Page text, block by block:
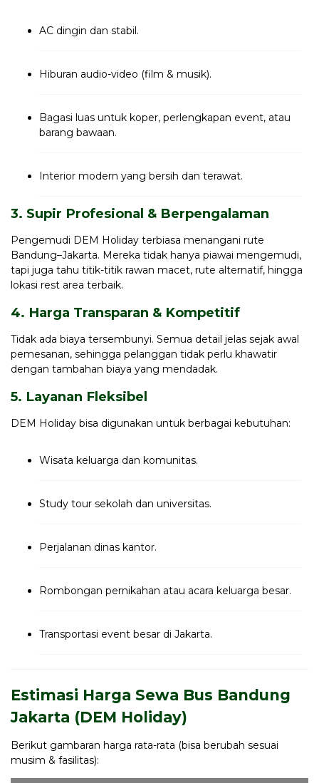
AC dingin dan stabil.
Hiburan audio-video (film & musik).
Bagasi luas untuk koper, perlengkapan event, atau
barang bawaan.
Interior modern yang bersih dan terawat.
3. Supir Profesional & Berpengalaman
Pengemudi DEM Holiday terbiasa menangani rute
Bandung–Jakarta. Mereka tidak hanya piawai mengemudi,
tapi juga tahu titik-titik rawan macet, rute alternatif, hingga
lokasi rest area terbaik.
4. Harga Transparan & Kompetitif
Tidak ada biaya tersembunyi. Semua detail jelas sejak awal
pemesanan, sehingga pelanggan tidak perlu khawatir
dengan tambahan biaya yang mendadak.
5. Layanan Fleksibel
DEM Holiday bisa digunakan untuk berbagai kebutuhan:
Wisata keluarga dan komunitas.
Study tour sekolah dan universitas.
Perjalanan dinas kantor.
Rombongan pernikahan atau acara keluarga besar.
Transportasi event besar di Jakarta.
Estimasi Harga Sewa Bus Bandung
Jakarta (DEM Holiday)
Berikut gambaran harga rata-rata (bisa berubah sesuai
musim & fasilitas):